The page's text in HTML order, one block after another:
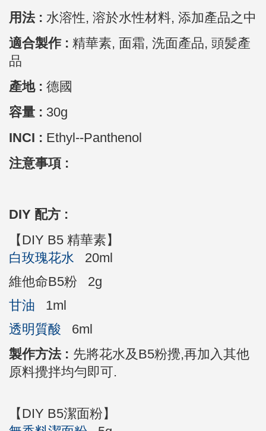
用法 : 水溶性, 溶於水性材料, 添加產品之中
適合製作 : 精華素, 面霜, 洗面產品, 頭髪產
品
產地 : 德國
容量 : 30g
INCI : Ethyl--Panthenol
注意事項 :
DIY 配方 :
【DIY B5 精華素】
白玫瑰花水 20ml
維他命B5粉 2g
甘油 1ml
透明質酸 6ml
製作方法 : 先將花水及B5粉攪,再加入其他
原料攪拌均勻即可.
【DIY B5潔面粉】